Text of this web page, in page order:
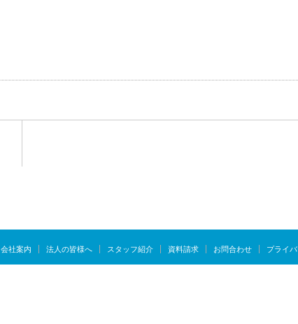
会社案内 法人の皆様へ スタッフ紹介 資料請求 お問合わせ プライ